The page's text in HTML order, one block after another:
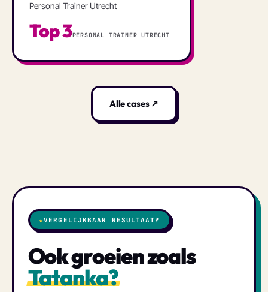
Personal Trainer Utrecht
Top 3PERSONAL TRAINER UTRECHT
Alle cases ↗
★VERGELIJKBAAR RESULTAAT?
Ook groeien zoals
Tatanka?